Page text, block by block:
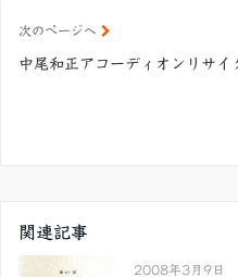
次のページへ
中尾和正アコーディオンリサイ
関連記事
2008年3月9日